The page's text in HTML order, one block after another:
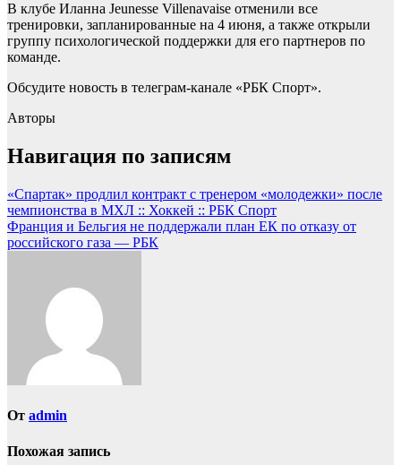
В клубе Иланна Jeunesse Villenavaise отменили все
тренировки, запланированные на 4 июня, а также открыли
группу психологической поддержки для его партнеров по
команде.
Обсудите новость в телеграм-канале «РБК Спорт».
Авторы
Навигация по записям
«Спартак» продлил контракт с тренером «молодежки» после
чемпионства в МХЛ :: Хоккей :: РБК Спорт
Франция и Бельгия не поддержали план ЕК по отказу от
российского газа — РБК
От admin
Похожая запись